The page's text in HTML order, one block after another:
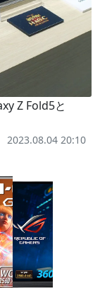
Z Fold5と
2023.08.04 20:10